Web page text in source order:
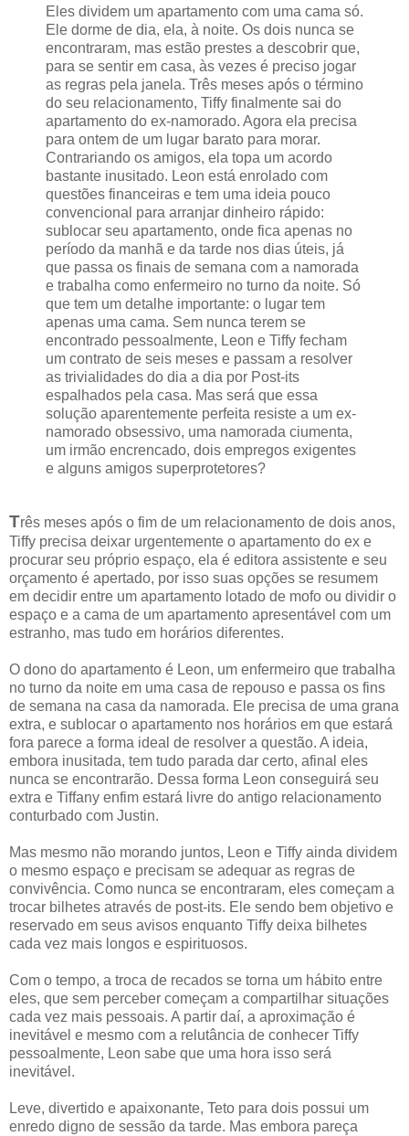
Eles dividem um apartamento com uma cama só.
Ele dorme de dia, ela, à noite. Os dois nunca se
encontraram, mas estão prestes a descobrir que,
para se sentir em casa, às vezes é preciso jogar
as regras pela janela. Três meses após o término
do seu relacionamento, Tiffy finalmente sai do
apartamento do ex-namorado. Agora ela precisa
para ontem de um lugar barato para morar.
Contrariando os amigos, ela topa um acordo
bastante inusitado. Leon está enrolado com
questões financeiras e tem uma ideia pouco
convencional para arranjar dinheiro rápido:
sublocar seu apartamento, onde fica apenas no
período da manhã e da tarde nos dias úteis, já
que passa os finais de semana com a namorada
e trabalha como enfermeiro no turno da noite. Só
que tem um detalhe importante: o lugar tem
apenas uma cama. Sem nunca terem se
encontrado pessoalmente, Leon e Tiffy fecham
um contrato de seis meses e passam a resolver
as trivialidades do dia a dia por Post-its
espalhados pela casa. Mas será que essa
solução aparentemente perfeita resiste a um ex-
namorado obsessivo, uma namorada ciumenta,
um irmão encrencado, dois empregos exigentes
e alguns amigos superprotetores?
Três meses após o fim de um relacionamento de dois anos,
Tiffy precisa deixar urgentemente o apartamento do ex e
procurar seu próprio espaço, ela é editora assistente e seu
orçamento é apertado, por isso suas opções se resumem
em decidir entre um apartamento lotado de mofo ou dividir o
espaço e a cama de um apartamento apresentável com um
estranho, mas tudo em horários diferentes.
O dono do apartamento é Leon, um enfermeiro que trabalha
no turno da noite em uma casa de repouso e passa os fins
de semana na casa da namorada. Ele precisa de uma grana
extra, e sublocar o apartamento nos horários em que estará
fora parece a forma ideal de resolver a questão. A ideia,
embora inusitada, tem tudo parada dar certo, afinal eles
nunca se encontrarão. Dessa forma Leon conseguirá seu
extra e Tiffany enfim estará livre do antigo relacionamento
conturbado com Justin.
Mas mesmo não morando juntos, Leon e Tiffy ainda dividem
o mesmo espaço e precisam se adequar as regras de
convivência. Como nunca se encontraram, eles começam a
trocar bilhetes através de post-its. Ele sendo bem objetivo e
reservado em seus avisos enquanto Tiffy deixa bilhetes
cada vez mais longos e espirituosos.
Com o tempo, a troca de recados se torna um hábito entre
eles, que sem perceber começam a compartilhar situações
cada vez mais pessoais. A partir daí, a aproximação é
inevitável e mesmo com a relutância de conhecer Tiffy
pessoalmente, Leon sabe que uma hora isso será
inevitável.
Leve, divertido e apaixonante, Teto para dois possui um
enredo digno de sessão da tarde. Mas embora pareça